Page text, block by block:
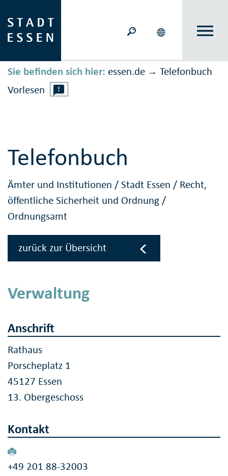
Sie befinden sich hier: essen.de → Telefonbuch
Vorlesen
Telefonbuch
Ämter und Institutionen /Stadt Essen / Recht,
öffentliche Sicherheit und Ordnung /
Ordnungsamt
zurück zur Übersicht
Verwaltung
Anschrift
Rathaus
Porscheplatz 1
45127 Essen
13. Obergeschoss
Kontakt
+49 201 88-32003